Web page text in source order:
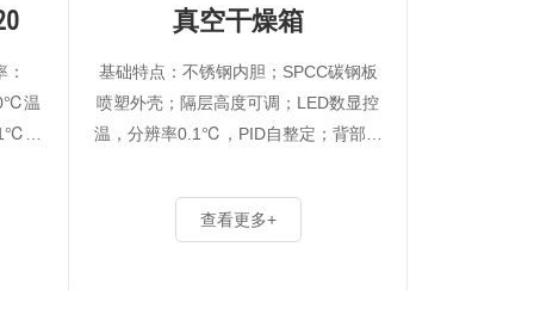
温
工
真空干燥箱
基础特点：不锈钢内胆；SPCC碳钢板
喷塑外壳；隔层高度可调；LED数显控
温，分辨率0.1℃，PID自整定；背部进
传感器，温度波动性±0.5℃；大···
查看更多+